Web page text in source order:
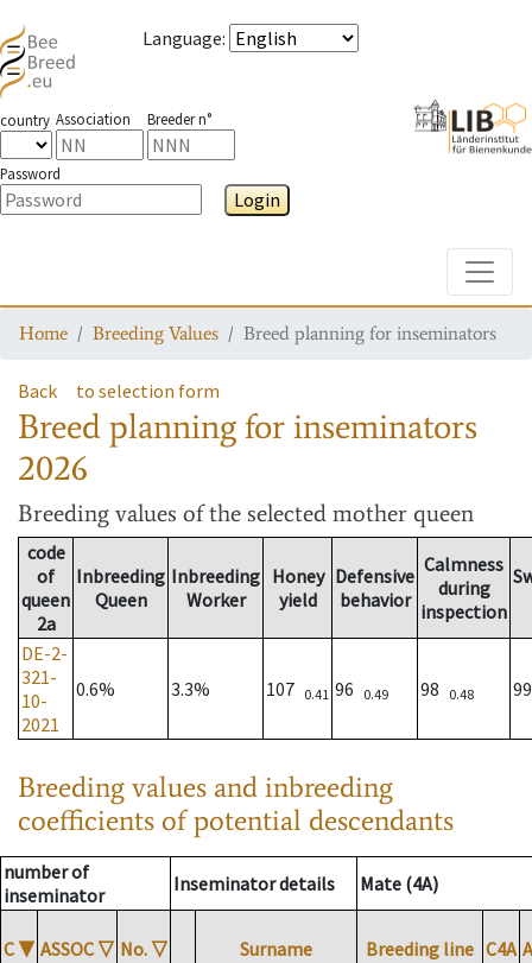
Language:
country Association Breeder n°
Password
Login
Home Breeding Values Breed planning for inseminators
Back to selection form
Breed planning for inseminators
2026
Breeding values of the selected mother queen
code
of
queen
2a
Inbreeding
Queen
Inbreeding
Worker
Honey
yield
Defensive
behavior
Calmness
during
inspection
DE-2-
321-
10-
2021
0.6% 3.3% 107 0.41 96 0.49 98 0.48
Breeding values and inbreeding
coefficients of potential descendants
number of
inseminator
Inseminator details Mate (4A)
C ▼ ASSOC ▽ No. ▽ Surname Breeding line C4A